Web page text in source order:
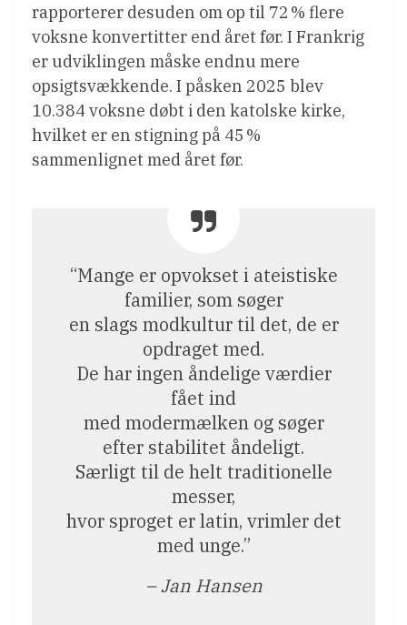
rapporterer desuden om op til 72 % flere
voksne konvertitter end året før. I Frankrig
er udviklingen måske endnu mere
opsigtsvækkende. I påsken 2025 blev
10.384 voksne døbt i den katolske kirke,
hvilket er en stigning på 45 %
sammenlignet med året før.
“Mange er opvokset i ateistiske
familier, som søger
en slags modkultur til det, de er
opdraget med.
De har ingen åndelige værdier
fået ind
med modermælken og søger
efter stabilitet åndeligt.
Særligt til de helt traditionelle
messer,
hvor sproget er latin, vrimler det
med unge.”
– Jan Hansen